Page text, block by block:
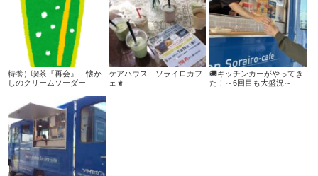
特養）喫茶『再会』 懐か
しのクリームソーダー
ケアハウス ソライロカフ
ェ🧋
🚚キッチンカーがやってき
た！～6回目も大盛況～